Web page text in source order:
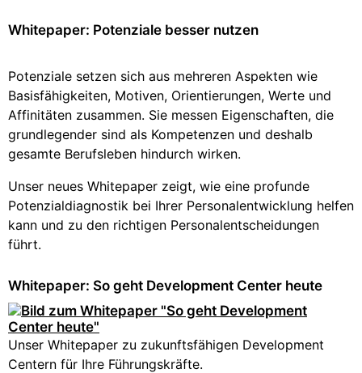
Whitepaper: Potenziale besser nutzen
Potenziale setzen sich aus mehreren Aspekten wie
Basisfähigkeiten, Motiven, Orientierungen, Werte und
Affinitäten zusammen. Sie messen Eigenschaften, die
grundlegender sind als Kompetenzen und deshalb
gesamte Berufsleben hindurch wirken.
Unser neues Whitepaper zeigt, wie eine profunde
Potenzialdiagnostik bei Ihrer Personalentwicklung helfen
kann und zu den richtigen Personalentscheidungen
führt.
Whitepaper: So geht Development Center heute
Unser Whitepaper zu zukunftsfähigen Development
Centern für Ihre Führungskräfte.